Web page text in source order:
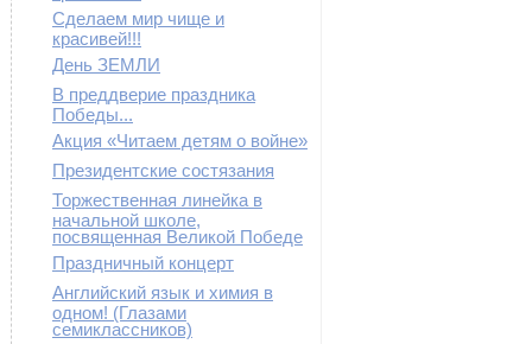
Сделаем мир чище и
красивей!!!
День ЗЕМЛИ
В преддверие праздника
Победы...
Акция «Читаем детям о войне»
Президентские состязания
Торжественная линейка в
начальной школе,
посвященная Великой Победе
Праздничный концерт
Английский язык и химия в
одном! (Глазами
семиклассников)